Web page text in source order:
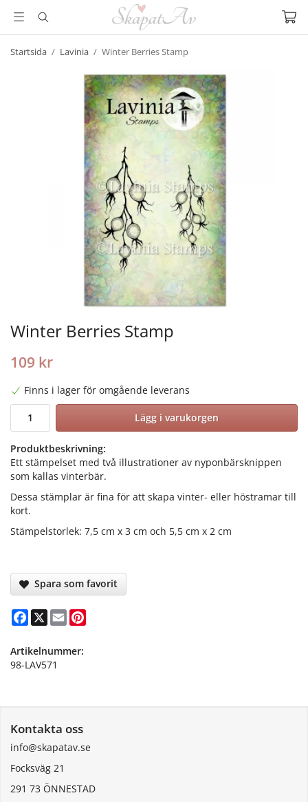
Startsida / Lavinia / Winter Berries Stamp
Winter Berries Stamp
109 kr
Finns i lager för omgående leverans
Lägg i varukorgen
Produktbeskrivning:
Ett stämpelset med två illustrationer av nyponbärsknippen
som kallas vinterbär.
Dessa stämplar är fina för att skapa vinter- eller höstramar till
kort.
Stämpelstorlek: 7,5 cm x 3 cm och 5,5 cm x 2 cm
Spara som favorit
Facebook
X Email
Artikelnummer:
98-LAV571
Kontakta oss
info@skapatav.se
Focksväg 21
291 73 ÖNNESTAD